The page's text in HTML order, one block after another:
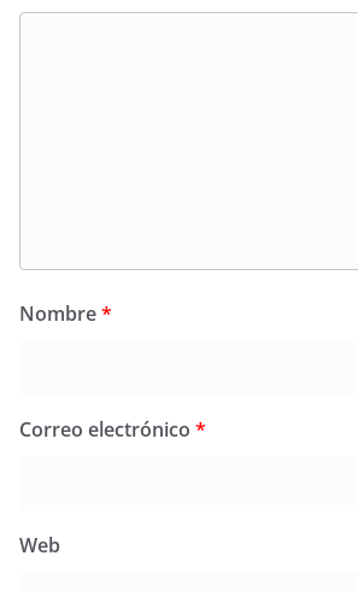
Nombre*
Correo electrónico *
Web